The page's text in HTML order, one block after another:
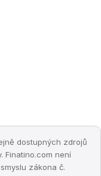
dostupných zdrojů
Finatino.com není
zákona č.